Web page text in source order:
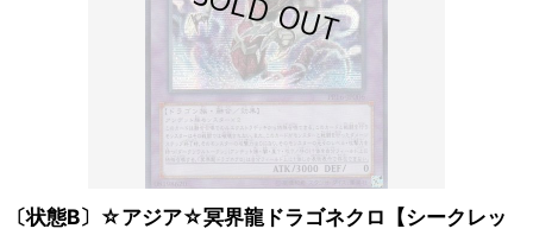
〔状態B〕☆アジア☆冥界龍ドラゴネクロ【シークレッ